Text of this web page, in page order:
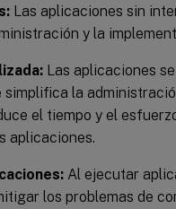
Las aplicaciones sin
y la
Las aplicaciones
la
el tiempo y el
aplicaciones.
Al ejecutar
los problemas de